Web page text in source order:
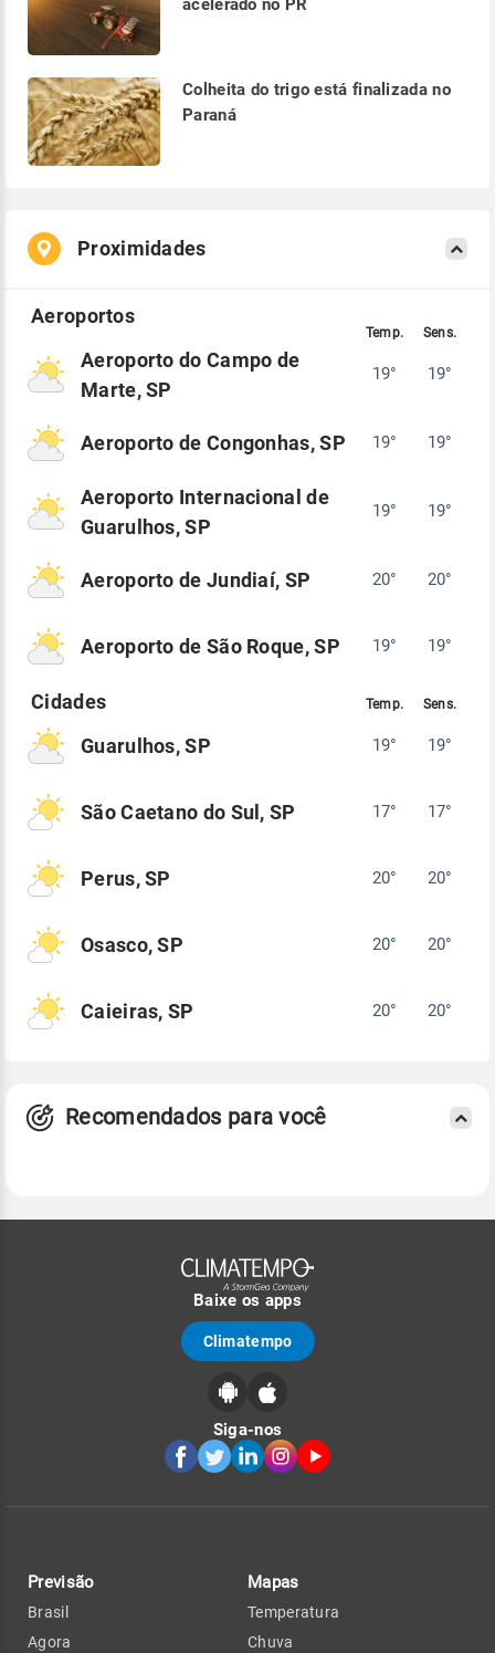
acelerado no PR
Colheita do trigo está finalizada no
Paraná
Proximidades
Aeroporto do Campo de
Marte, SP
19° 19°
Aeroporto de Congonhas, SP 19° 19°
Aeroporto Internacional de
Guarulhos, SP
19° 19°
Aeroporto de Jundiaí, SP 20° 20°
Aeroporto de São Roque, SP 19° 19°
Guarulhos, SP 19° 19°
São Caetano do Sul, SP 17° 17°
Perus, SP 20° 20°
Osasco, SP 20° 20°
Caieiras, SP 20° 20°
Recomendados para você
Baixe os apps
Climatempo
Siga-nos
Previsão
Brasil
Agora
Mapas
Temperatura
Chuva